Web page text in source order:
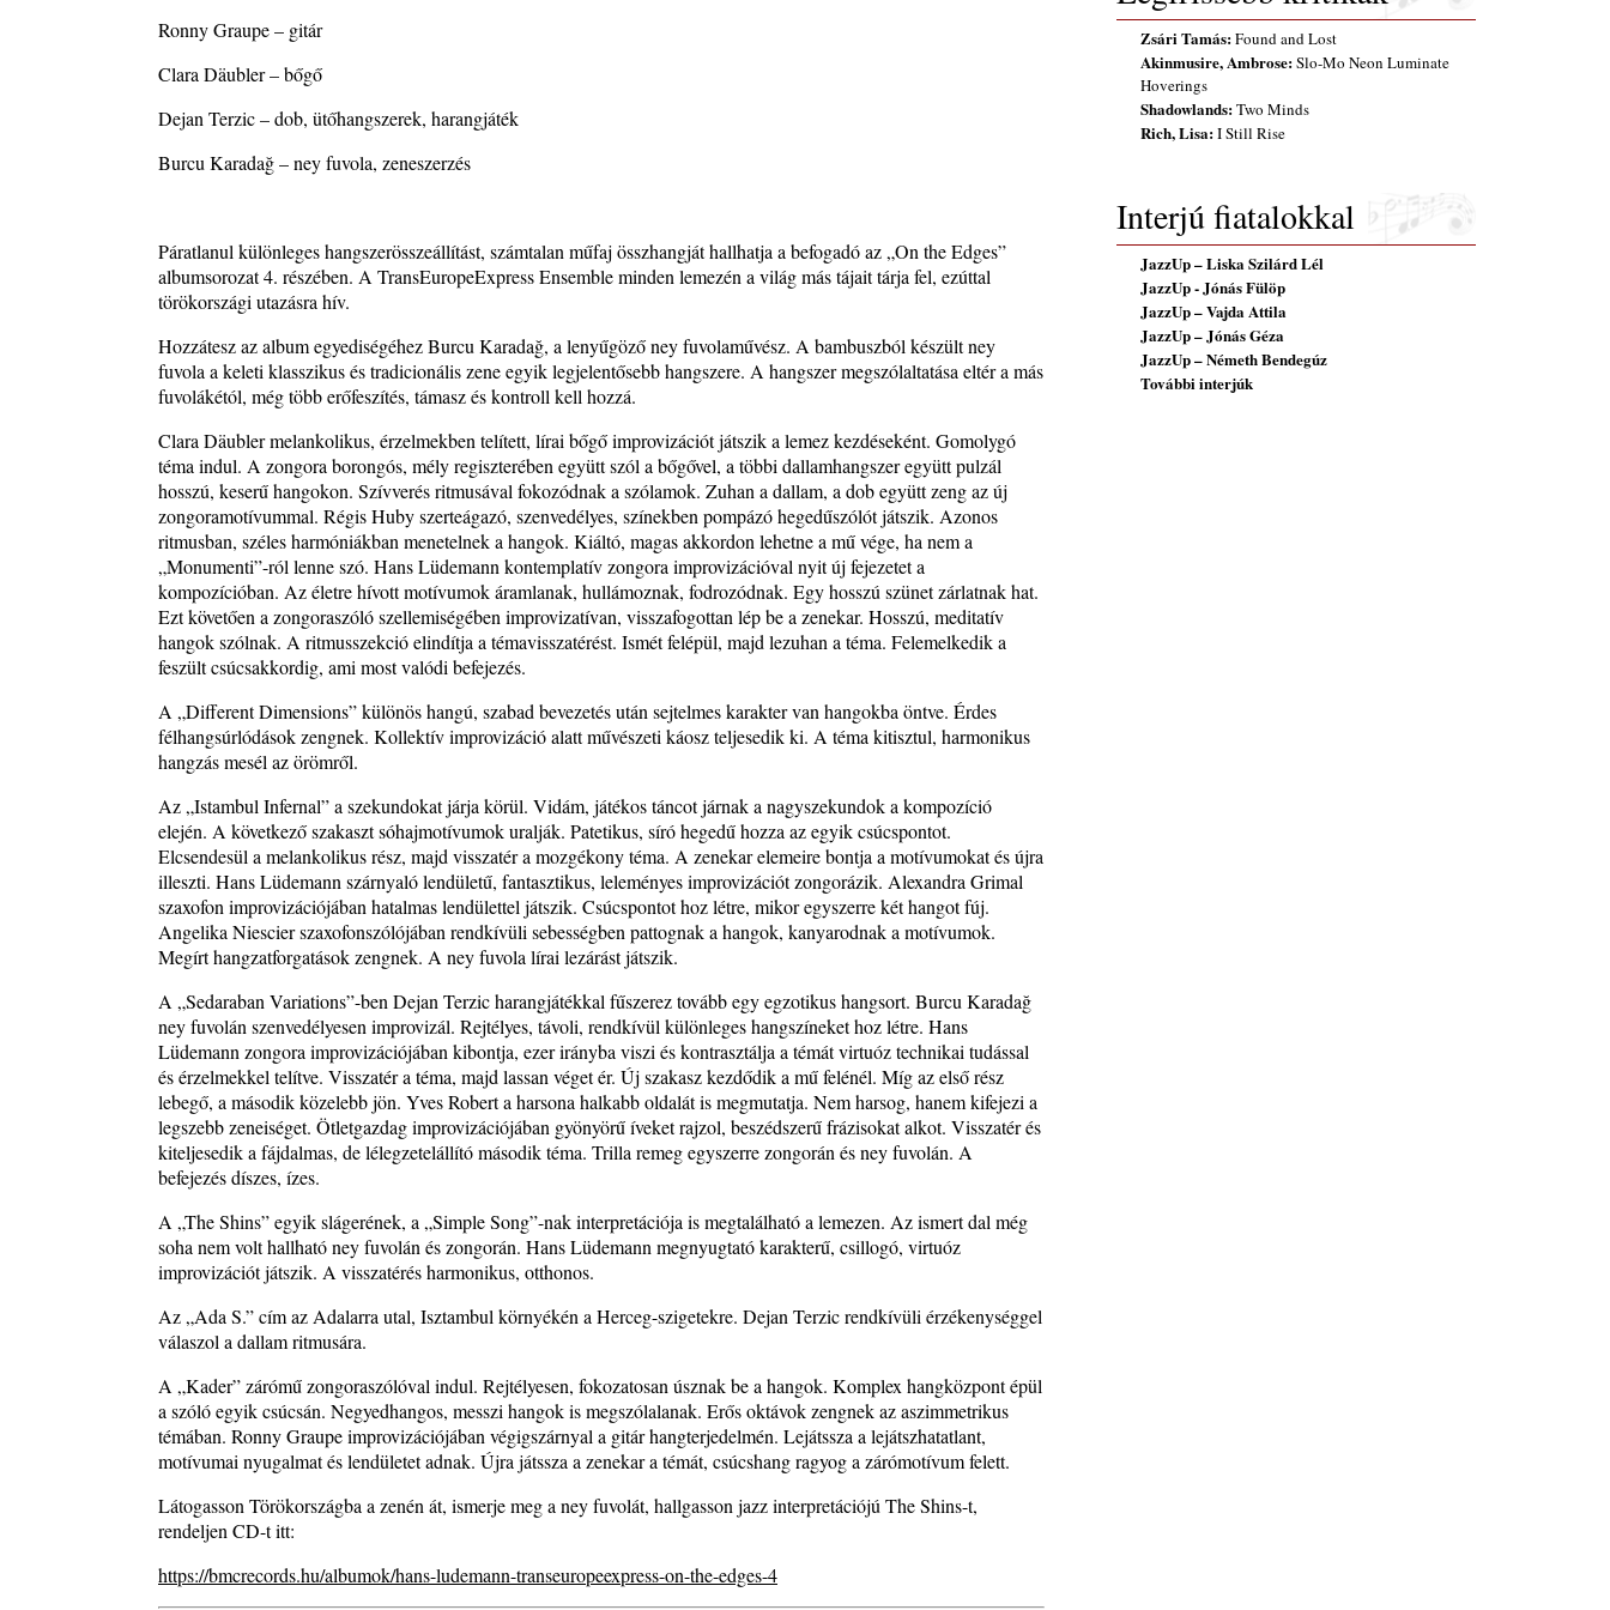
2026. augusztus 01.
Vér, tornádó és jazz – megjelent a Daveform Quintet és
Sharknado
A Grencsoport Lewis Jordan-nel a Meseházban
A JÜ a Meseházban
2026. július 30.
Magyar jazzmuzsikus szülők és zenész gyermekeik – 42.
Bence
2026. július 30.
2026. július 25.
Eged Márton: Old Songs
2026. július 25.
Zsári Tamás: Found and Lost
2026. július 24.
FREE JAZZ ALBUMS 2026 - 134. rész
2026. július 16.
A free jazz kiemelkedő alakjai - 79. rész: Marion Brown
Ronny Graupe – gitár
Clara Däubler – bőgő
Dejan Terzic – dob, ütőhangszerek, harangjáték
Burcu Karadağ – ney fuvola, zeneszerzés
Páratlanul különleges hangszerösszeállítást, számtalan műfaj összhangját hallhatja a befogadó az „On the Edges”
albumsorozat 4. részében. A TransEuropeExpress Ensemble minden lemezén a világ más tájait tárja fel, ezúttal
törökországi utazásra hív.
Hozzátesz az album egyediségéhez Burcu Karadağ, a lenyűgöző ney fuvolaművész. A bambuszból készült ney
fuvola a keleti klasszikus és tradicionális zene egyik legjelentősebb hangszere. A hangszer megszólaltatása eltér a más
fuvolákétól, még több erőfeszítés, támasz és kontroll kell hozzá.
Clara Däubler melankolikus, érzelmekben telített, lírai bőgő improvizációt játszik a lemez kezdéseként. Gomolygó
téma indul. A zongora borongós, mély regiszterében együtt szól a bőgővel, a többi dallamhangszer együtt pulzál
hosszú, keserű hangokon. Szívverés ritmusával fokozódnak a szólamok. Zuhan a dallam, a dob együtt zeng az új
zongoramotívummal. Régis Huby szerteágazó, szenvedélyes, színekben pompázó hegedűszólót játszik. Azonos
ritmusban, széles harmóniákban menetelnek a hangok. Kiáltó, magas akkordon lehetne a mű vége, ha nem a
„Monumenti”-ról lenne szó. Hans Lüdemann kontemplatív zongora improvizációval nyit új fejezetet a
kompozícióban. Az életre hívott motívumok áramlanak, hullámoznak, fodrozódnak. Egy hosszú szünet zárlatnak hat.
Ezt követően a zongoraszóló szellemiségében improvizatívan, visszafogottan lép be a zenekar. Hosszú, meditatív
hangok szólnak. A ritmusszekció elindítja a témavisszatérést. Ismét felépül, majd lezuhan a téma. Felemelkedik a
feszült csúcsakkordig, ami most valódi befejezés.
A „Different Dimensions” különös hangú, szabad bevezetés után sejtelmes karakter van hangokba öntve. Érdes
félhangsúrlódások zengnek. Kollektív improvizáció alatt művészeti káosz teljesedik ki. A téma kitisztul, harmonikus
hangzás mesél az örömről.
Az „Istambul Infernal” a szekundokat járja körül. Vidám, játékos táncot járnak a nagyszekundok a kompozíció
elején. A következő szakaszt sóhajmotívumok uralják. Patetikus, síró hegedű hozza az egyik csúcspontot.
Elcsendesül a melankolikus rész, majd visszatér a mozgékony téma. A zenekar elemeire bontja a motívumokat és újra
illeszti. Hans Lüdemann szárnyaló lendületű, fantasztikus, leleményes improvizációt zongorázik. Alexandra Grimal
szaxofon improvizációjában hatalmas lendülettel játszik. Csúcspontot hoz létre, mikor egyszerre két hangot fúj.
Angelika Niescier szaxofonszólójában rendkívüli sebességben pattognak a hangok, kanyarodnak a motívumok.
Megírt hangzatforgatások zengnek. A ney fuvola lírai lezárást játszik.
A „Sedaraban Variations”-ben Dejan Terzic harangjátékkal fűszerez tovább egy egzotikus hangsort. Burcu Karadağ
ney fuvolán szenvedélyesen improvizál. Rejtélyes, távoli, rendkívül különleges hangszíneket hoz létre. Hans
Lüdemann zongora improvizációjában kibontja, ezer irányba viszi és kontrasztálja a témát virtuóz technikai tudással
és érzelmekkel telítve. Visszatér a téma, majd lassan véget ér. Új szakasz kezdődik a mű felénél. Míg az első rész
lebegő, a második közelebb jön. Yves Robert a harsona halkabb oldalát is megmutatja. Nem harsog, hanem kifejezi a
legszebb zeneiséget. Ötletgazdag improvizációjában gyönyörű íveket rajzol, beszédszerű frázisokat alkot. Visszatér és
kiteljesedik a fájdalmas, de lélegzetelállító második téma. Trilla remeg egyszerre zongorán és ney fuvolán. A
befejezés díszes, ízes.
A „The Shins” egyik slágerének, a „Simple Song”-nak interpretációja is megtalálható a lemezen. Az ismert dal még
soha nem volt hallható ney fuvolán és zongorán. Hans Lüdemann megnyugtató karakterű, csillogó, virtuóz
improvizációt játszik. A visszatérés harmonikus, otthonos.
Az „Ada S.” cím az Adalarra utal, Isztambul környékén a Herceg-szigetekre. Dejan Terzic rendkívüli érzékenységgel
válaszol a dallam ritmusára.
A „Kader” zárómű zongoraszólóval indul. Rejtélyesen, fokozatosan úsznak be a hangok. Komplex hangközpont épül
a szóló egyik csúcsán. Negyedhangos, messzi hangok is megszólalanak. Erős oktávok zengnek az aszimmetrikus
témában. Ronny Graupe improvizációjában végigszárnyal a gitár hangterjedelmén. Lejátssza a lejátszhatatlant,
motívumai nyugalmat és lendületet adnak. Újra játssza a zenekar a témát, csúcshang ragyog a zárómotívum felett.
Látogasson Törökországba a zenén át, ismerje meg a ney fuvolát, hallgasson jazz interpretációjú The Shins-t,
rendeljen CD-t itt:
https://bmcrecords.hu/albumok/hans-ludemann-transeuropeexpress-on-the-edges-4
Zsári Tamás:Found and Lost
Akinmusire, Ambrose:Slo-Mo Neon Luminate
Hoverings
Shadowlands:Two Minds
Rich, Lisa:I Still Rise
Interjú fiatalokkal
JazzUp – Liska Szilárd Lél
JazzUp - Jónás Fülöp
JazzUp – Vajda Attila
JazzUp – Jónás Géza
JazzUp – Németh Bendegúz
További interjúk